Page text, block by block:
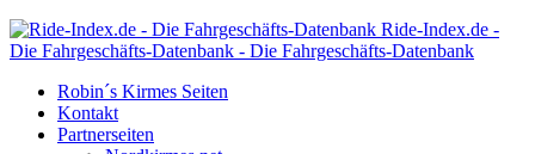
Ride-Index.de -
Die Fahrgeschäfts-Datenbank - Die Fahrgeschäfts-Datenbank
Robin´s Kirmes Seiten
Kontakt
Partnerseiten